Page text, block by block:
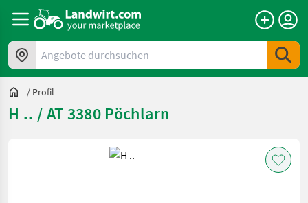
Angebote durchsuchen
/ Profil
H .. / AT 3380 Pöchlarn